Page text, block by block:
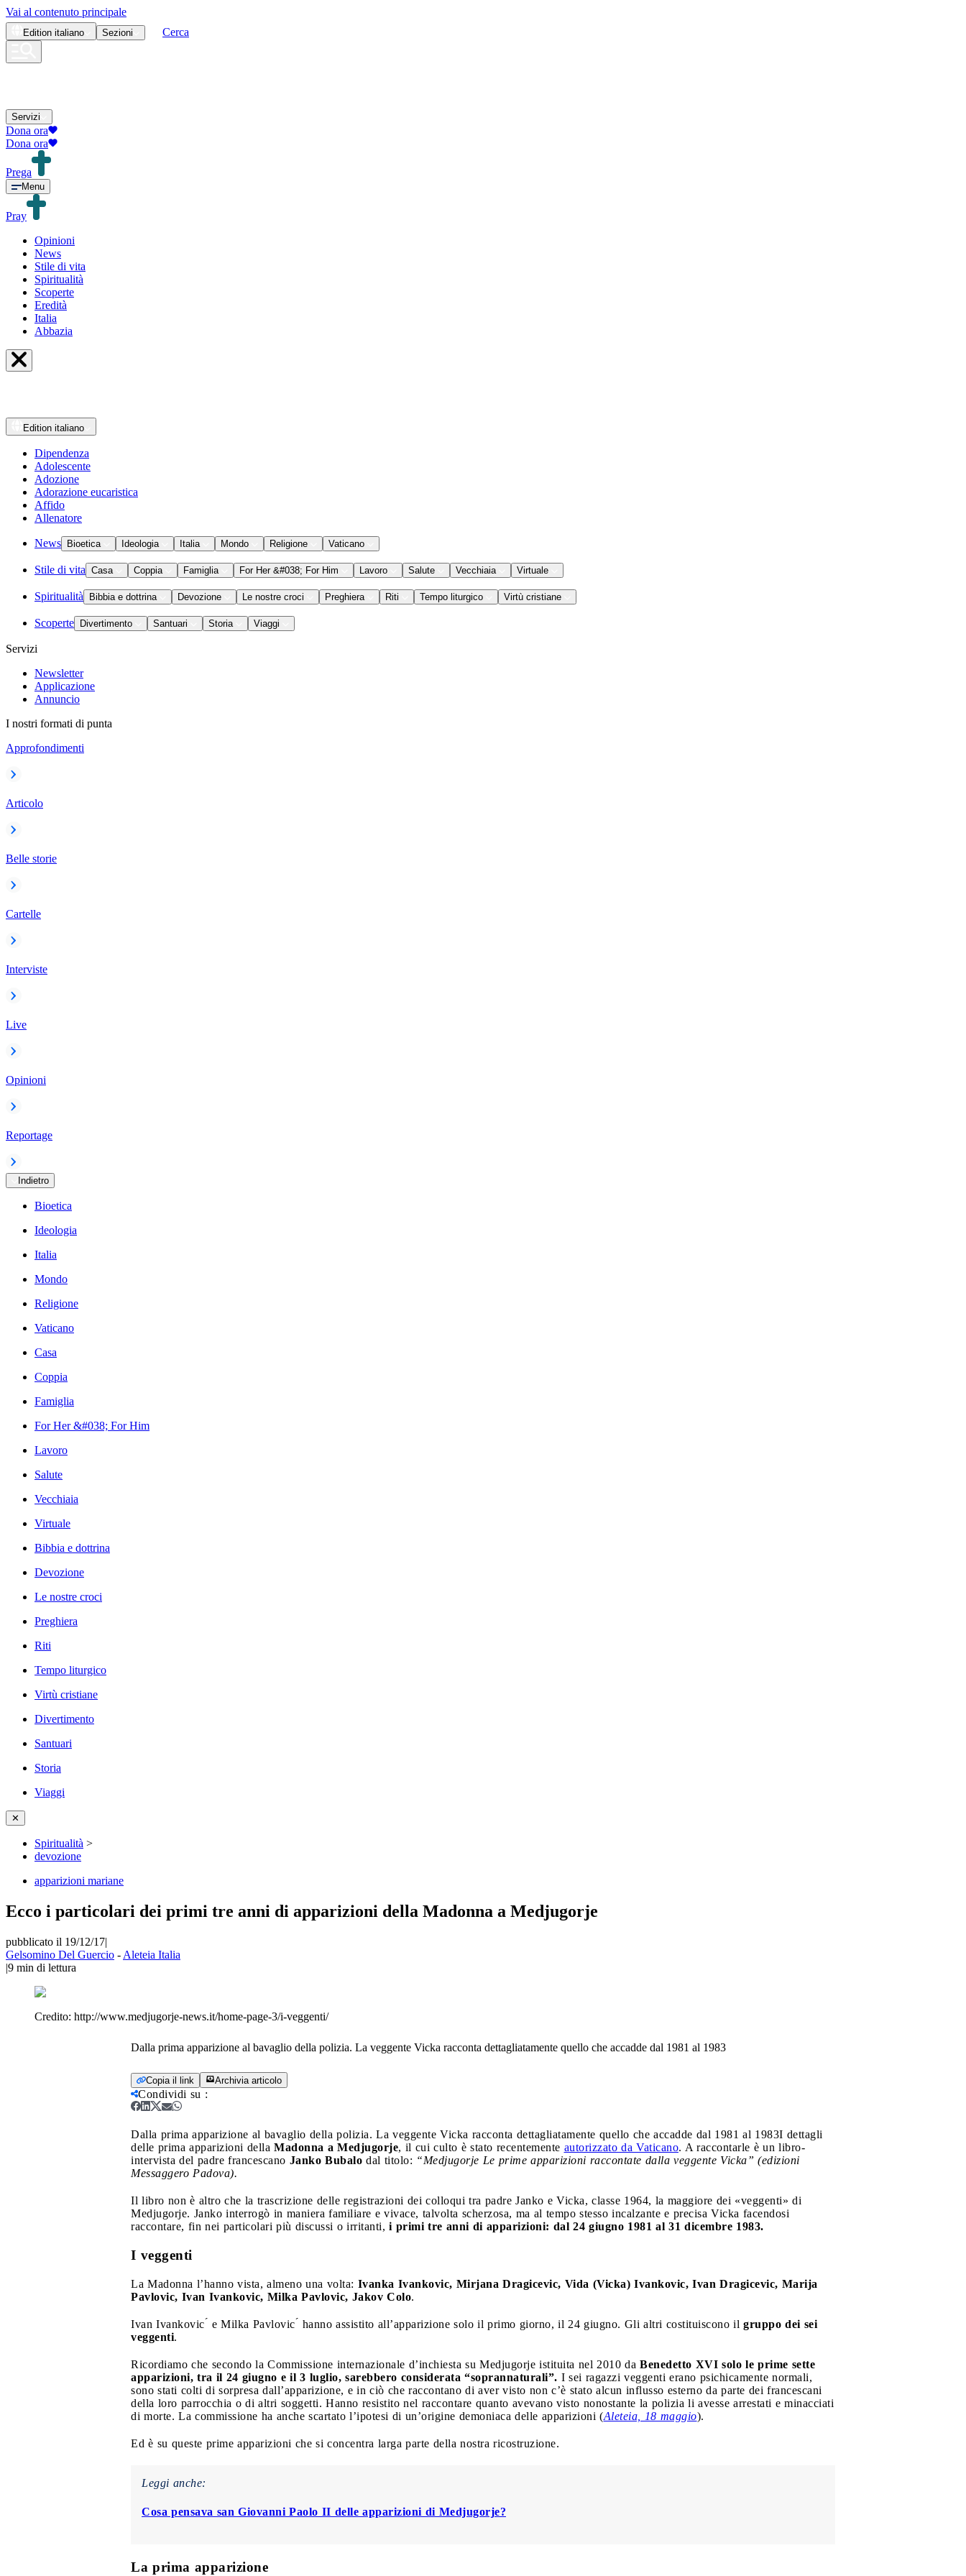
Vai al contenuto principale
Edition italiano Sezioni Cerca
Servizi
Dona ora
Dona ora
Prega
Menu
Pray
Opinioni
News
Stile di vita
Spiritualità
Scoperte
Eredità
Italia
Abbazia
Edition italiano
Dipendenza
Adolescente
Adozione
Adorazione eucaristica
Affido
Allenatore
News Bioetica Ideologia Italia Mondo Religione Vaticano
Stile di vita Casa Coppia Famiglia For Her &#038; For Him Lavoro Salute Vecchiaia Virtuale
Spiritualità Bibbia e dottrina Devozione Le nostre croci Preghiera Riti Tempo liturgico Virtù cristiane
Scoperte Divertimento Santuari Storia Viaggi
Servizi
Newsletter
Applicazione
Annuncio
I nostri formati di punta
Approfondimenti
Articolo
Belle storie
Cartelle
Interviste
Live
Opinioni
Reportage
Indietro
Bioetica
Ideologia
Italia
Mondo
Religione
Vaticano
Casa
Coppia
Famiglia
For Her &#038; For Him
Lavoro
Salute
Vecchiaia
Virtuale
Bibbia e dottrina
Devozione
Le nostre croci
Preghiera
Riti
Tempo liturgico
Virtù cristiane
Divertimento
Santuari
Storia
Viaggi
✕
Spiritualità >
devozione
apparizioni mariane
Ecco i particolari dei primi tre anni di apparizioni della Madonna a Medjugorje
pubblicato il 19/12/17|
Gelsomino Del Guercio - Aleteia Italia
|9 min di lettura
Credito: http://www.medjugorje-news.it/home-page-3/i-veggenti/
Dalla prima apparizione al bavaglio della polizia. La veggente Vicka racconta dettagliatamente quello che accadde dal 1981 al 1983
Copia il link Archivia articolo
Condividi su :
Dalla prima apparizione al bavaglio della polizia. La veggente Vicka racconta dettagliatamente quello che accadde dal 1981 al 1983I dettagli
delle prima apparizioni della Madonna a Medjugorje, il cui culto è stato recentemente autorizzato da Vaticano. A raccontarle è un libro-
intervista del padre francescano Janko Bubalo dal titolo: “Medjugorje Le prime apparizioni raccontate dalla veggente Vicka” (edizioni
Messaggero Padova).
Il libro non è altro che la trascrizione delle registrazioni dei colloqui tra padre Janko e Vicka, classe 1964, la maggiore dei «veggenti» di
Medjugorje. Janko interrogò in maniera familiare e vivace, talvolta scherzosa, ma al tempo stesso incalzante e precisa Vicka facendosi
raccontare, fin nei particolari più discussi o irritanti, i primi tre anni di apparizioni: dal 24 giugno 1981 al 31 dicembre 1983.
I veggenti
La Madonna l’hanno vista, almeno una volta: Ivanka Ivankovic, Mirjana Dragicevic, Vida (Vicka) Ivankovic, Ivan Dragicevic, Marija
Pavlovic, Ivan Ivankovic, Milka Pavlovic, Jakov Colo.
Ivan Ivankovic ́ e Milka Pavlovic ́ hanno assistito all’apparizione solo il primo giorno, il 24 giugno. Gli altri costituiscono il gruppo dei sei
veggenti.
Ricordiamo che secondo la Commissione internazionale d’inchiesta su Medjugorje istituita nel 2010 da Benedetto XVI solo le prime sette
apparizioni, tra il 24 giugno e il 3 luglio, sarebbero considerata “soprannaturali”. I sei ragazzi veggenti erano psichicamente normali,
sono stati colti di sorpresa dall’apparizione, e in ciò che raccontano di aver visto non c’è stato alcun influsso esterno da parte dei francescani
della loro parrocchia o di altri soggetti. Hanno resistito nel raccontare quanto avevano visto nonostante la polizia li avesse arrestati e minacciati
di morte. La commissione ha anche scartato l’ipotesi di un’origine demoniaca delle apparizioni (Aleteia, 18 maggio).
Ed è su queste prime apparizioni che si concentra larga parte della nostra ricostruzione.
Leggi anche:
Cosa pensava san Giovanni Paolo II delle apparizioni di Medjugorje?
La prima apparizione